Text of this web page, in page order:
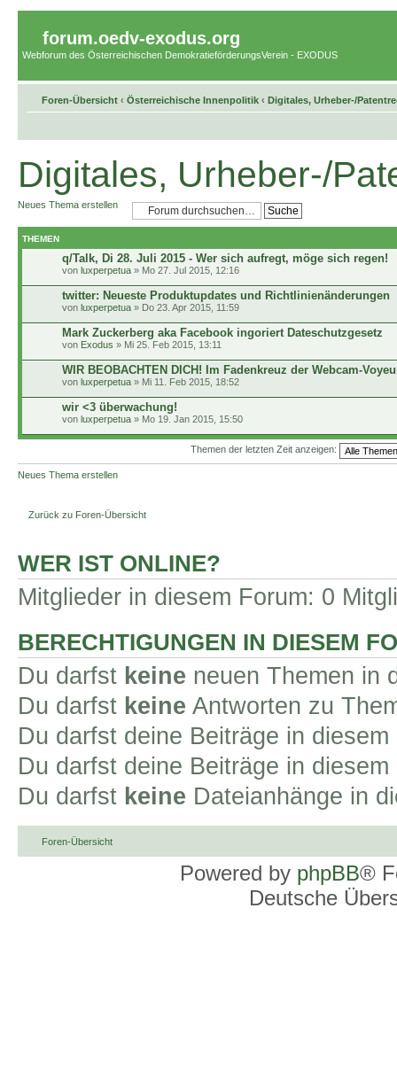
forum.oedv-exodus.org
Webforum des Österreichischen DemokratieförderungsVerein - EXODUS
Foren-Übersicht ‹ Österreichische Innenpolitik ‹ Digitales, Urheber-/
Digitales, Urheber-/
Neues Thema erstellen
THEMEN
q/Talk, Di 28. Juli 2015 - Wer sich aufregt, möge sich regen!
von luxperpetua » Mo 27. Jul 2015, 12:16
twitter: Neueste Produktupdates und Richtlinienänderungen
von luxperpetua » Do 23. Apr 2015, 11:59
Mark Zuckerberg aka Facebook ingoriert Dateschutzgesetz
von Exodus » Mi 25. Feb 2015, 13:11
WIR BEOBACHTEN DICH! Im Fadenkreuz der Webcam-
von luxperpetua » Mi 11. Feb 2015, 18:52
wir <3 überwachung!
von luxperpetua » Mo 19. Jan 2015, 15:50
Themen der letzten Zeit anzeigen:
Neues Thema erstellen
Zurück zu Foren-Übersicht
WER IST ONLINE?
Mitglieder in diesem Forum: 0
BERECHTIGUNGEN IN DIESEM
Du darfst keine neuen Themen in
Du darfst keine Antworten zu
Du darfst deine Beiträge in
Du darfst deine Beiträge in
Du darfst keine Dateianhänge in
Foren-Übersicht
Powered by phpBB®
Deutsche